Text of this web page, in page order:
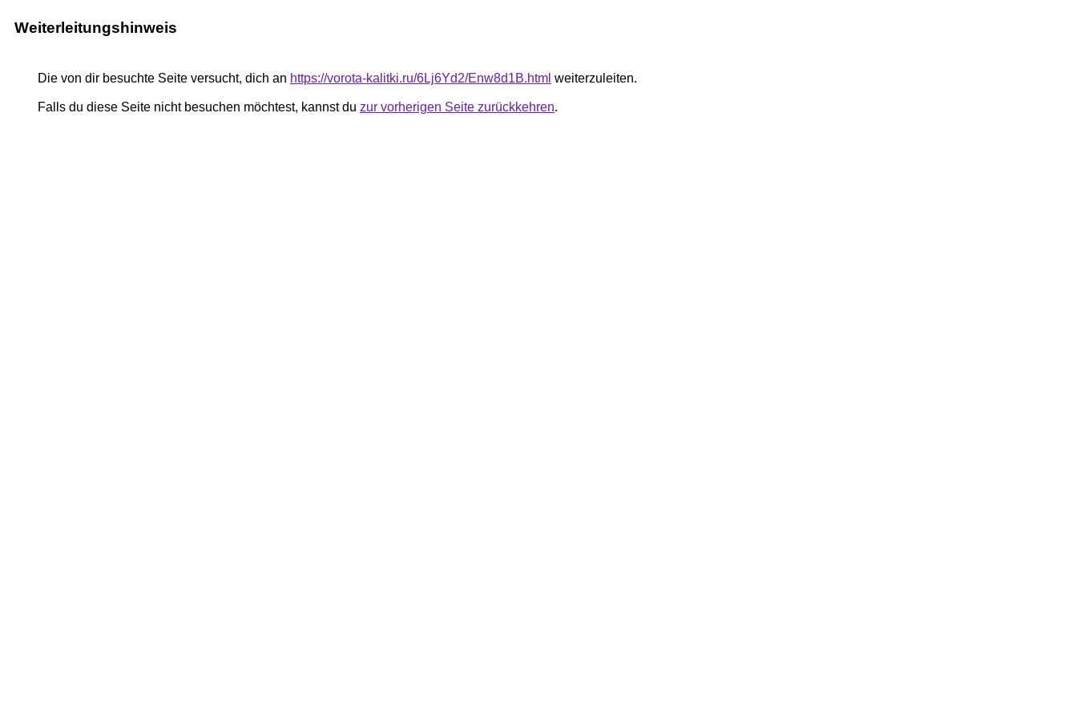
Weiterleitungshinweis
Die von dir besuchte Seite versucht, dich an https://vorota-kalitki.ru/6Lj6Yd2/Enw8d1B.html weiterzuleiten.
Falls du diese Seite nicht besuchen möchtest, kannst du zur vorherigen Seite zurückkehren.